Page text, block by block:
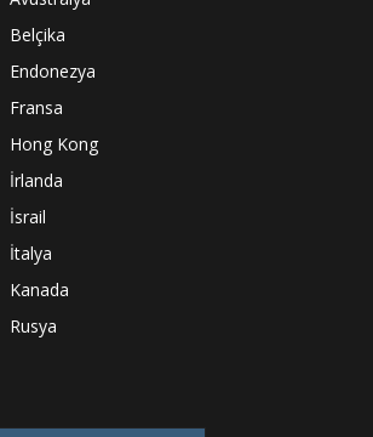
Belçika
Endonezya
Fransa
Hong Kong
İrlanda
İsrail
İtalya
Kanada
Rusya